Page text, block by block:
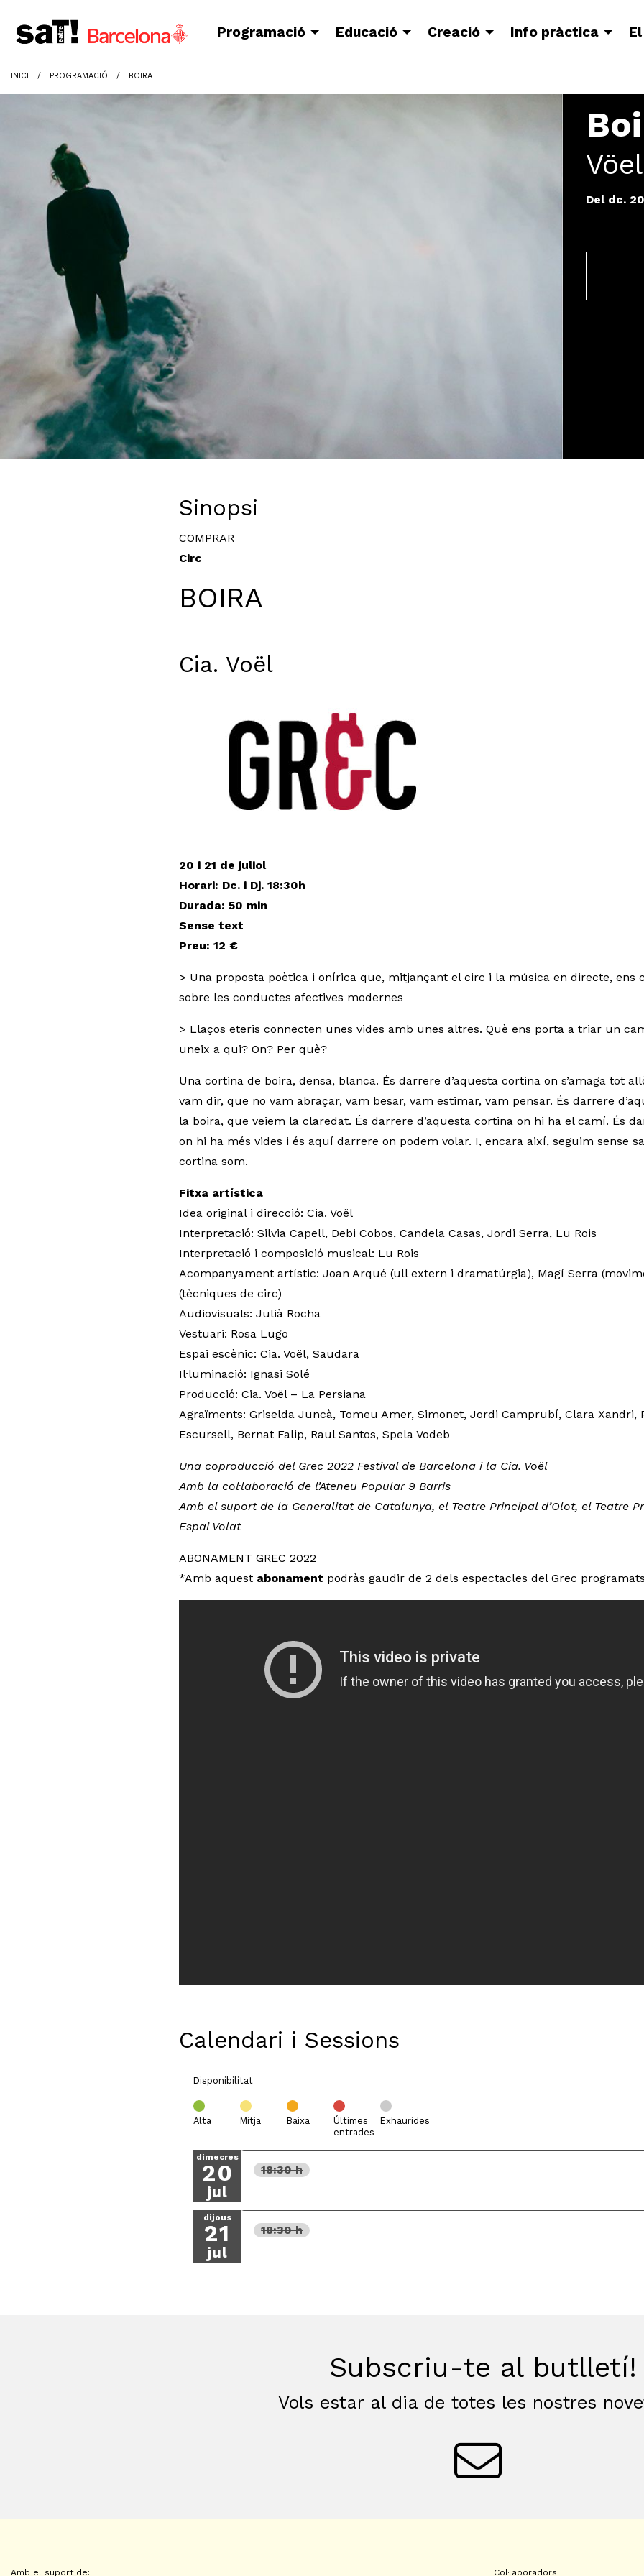
Programació Educació Creació Info pràctica
INICI PROGRAMACIÓ BOIRA
Vöel
Del dc.
Sinopsi
COMPRAR
Circ
BOIRA
Cia. Voël
20 i 21 de juliol
Horari: Dc. i Dj. 18:30h
Durada: 50 min
Sense text
Preu: 12 €
> Una proposta poètica i onírica que, mitjançant el circ i la música en directe, ens
sobre les conductes afectives modernes
> Llaços eteris connecten unes vides amb unes altres. Què ens porta a triar un
uneix a qui? On? Per què?
Una cortina de boira, densa, blanca. És darrere d’aquesta cortina on s’amaga tot
vam dir, que no vam abraçar, vam besar, vam estimar, vam pensar. És darrere
la boira, que veiem la claredat. És darrere d’aquesta cortina on hi ha el camí. És
on hi ha més vides i és aquí darrere on podem volar. I, encara així, seguim sense
cortina som.
Fitxa artística
Idea original i direcció: Cia. Voël
Interpretació: Silvia Capell, Debi Cobos, Candela Casas, Jordi Serra, Lu Rois
Interpretació i composició musical: Lu Rois
Acompanyament artístic: Joan Arqué (ull extern i dramatúrgia), Magí Serra
(tècniques de circ)
Audiovisuals: Julià Rocha
Vestuari: Rosa Lugo
Espai escènic: Cia. Voël, Saudara
Il·luminació: Ignasi Solé
Producció: Cia. Voël – La Persiana
Agraïments: Griselda Juncà, Tomeu Amer, Simonet, Jordi Camprubí, Clara Xandri,
Escursell, Bernat Falip, Raul Santos, Spela Vodeb
Una coproducció del Grec 2022 Festival de Barcelona i la Cia. Voël
Amb la col·laboració de l’Ateneu Popular 9 Barris
Amb el suport de la Generalitat de Catalunya, el Teatre Principal d’Olot, el Teatre
Espai Volat
ABONAMENT GREC 2022
*Amb aquest abonament podràs gaudir de 2 dels espectacles del Grec
Calendari i Sessions
Disponibilitat
Alta Mitja Baixa
Últimes
entrades
Exhaurides
dimecres
20
jul
18:30 h
dijous
21
jul
18:30 h
Subscriu-te al butlletí!
Vols estar al dia de totes les nostres
Amb el suport de: Col·laboradors: